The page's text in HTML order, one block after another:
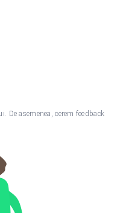
De asemenea, cerem feedback